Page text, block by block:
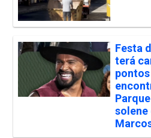
Festa
terá
solene